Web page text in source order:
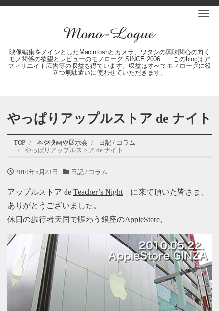
映像編集をメインとしたMacintoshとカメラ、ワタシの興味関心の向く
モノ関係の欲望とレビューのモノローグ SINCE 2006 このblogはア
フィリエイト広告等の収益を得ています。収益はすべてモノローグに役
立つ無駄遣いに使わせていただきます。
やっぱりアップルストア de ナイト
TOP 本や映画や展示会
日記 / コラム
やっぱりアップルストア de ナイト
2010年5月23日 日記 / コラム
アップルストア de Teacher’s Night に来て頂いた皆さま、
ありがとうございました。
休日の歩行者天国で賑わう銀座のAppleStore。